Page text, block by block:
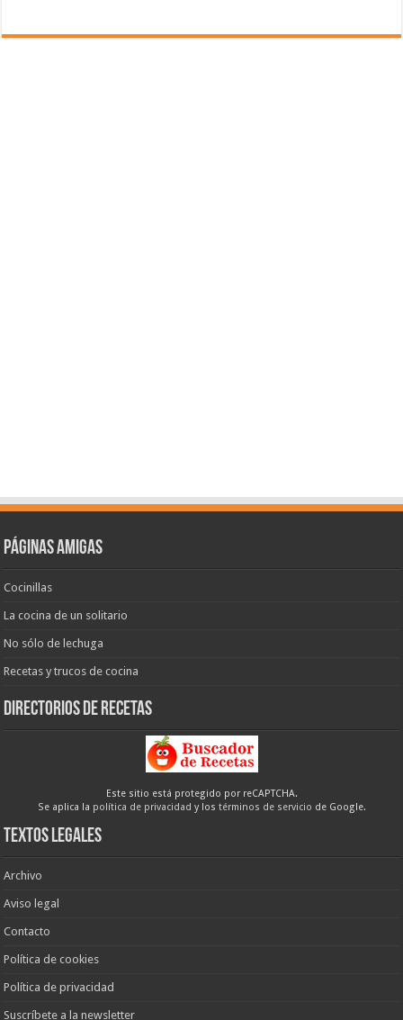
Páginas amigas
Cocinillas
La cocina de un solitario
No sólo de lechuga
Recetas y trucos de cocina
Directorios de recetas
Este sitio está protegido por reCAPTCHA.
Se aplica la política de privacidad y los términos de servicio de Google.
Textos legales
Archivo
Aviso legal
Contacto
Política de cookies
Política de privacidad
Suscríbete a la newsletter